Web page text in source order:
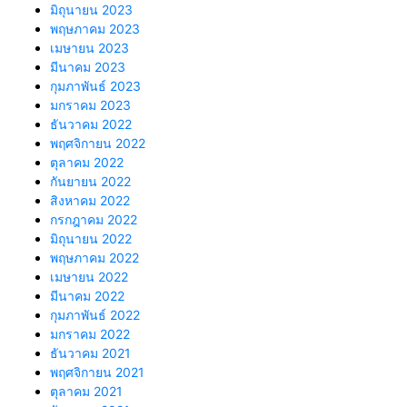
มิถุนายน 2023
พฤษภาคม 2023
เมษายน 2023
มีนาคม 2023
กุมภาพันธ์ 2023
มกราคม 2023
ธันวาคม 2022
พฤศจิกายน 2022
ตุลาคม 2022
กันยายน 2022
สิงหาคม 2022
กรกฎาคม 2022
มิถุนายน 2022
พฤษภาคม 2022
เมษายน 2022
มีนาคม 2022
กุมภาพันธ์ 2022
มกราคม 2022
ธันวาคม 2021
พฤศจิกายน 2021
ตุลาคม 2021